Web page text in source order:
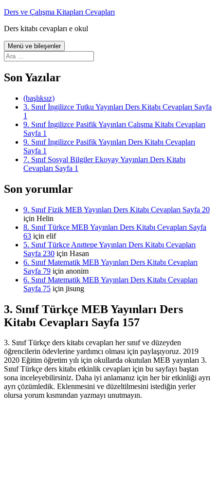
İçeriğe
Ders ve Çalışma Kitapları Cevapları
Ders kitabı cevapları e okul
Menü ve bileşenler
Arama:
Son Yazılar
(başlıksız)
3. Sınıf İngilizce Tutku Yayınları Ders Kitabı Cevapları Sayfa
1
9. Sınıf İngilizce Pasifik Yayınları Çalışma Kitabı Cevapları
Sayfa 1
9. Sınıf İngilizce Pasifik Yayınları Ders Kitabı Cevapları
Sayfa 1
7. Sınıf Sosyal Bilgiler Ekoyay Yayınları Ders Kitabı
Cevapları Sayfa 1
Son yorumlar
9. Sınıf Fizik MEB Yayınları Ders Kitabı Cevapları Sayfa 20
için Helin
8. Sınıf Türkçe MEB Yayınları Ders Kitabı Cevapları Sayfa
63 için elif
5. Sınıf Türkçe Anıttepe Yayınları Ders Kitabı Cevapları
Sayfa 230 için Hasan
6. Sınıf Matematik MEB Yayınları Ders Kitabı Cevapları
Sayfa 79 için anonim
6. Sınıf Matematik MEB Yayınları Ders Kitabı Cevapları
Sayfa 75 için jisung
3. Sınıf Türkçe MEB Yayınları Ders
Kitabı Cevapları Sayfa 157
3. Sınıf Türkçe ders kitabı cevapları her sınıf ve düzeyden
öğrencilerin ödevlerine yardımcı olması için paylaşıyoruz. 2019
2020 Eğitim öğretim yılı için okullarda okutulan MEB yayınları 3.
Sınıf Türkçe ders kitabı etkinlik cevapları için bu sayfayı baştan
sona inceleyebilirsiniz. Daha iyi anlamanız için her bir etkinliği ayrı
ayrı çözümledik. Eklenmesini ve düzeltilmesini istediğin yerler
olursa yorum kısmından yazmayı unutmayın.